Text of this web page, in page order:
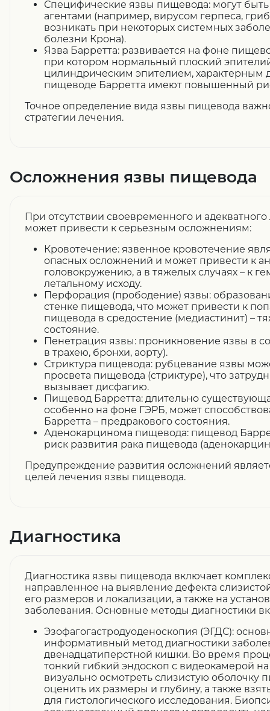
Специфические язвы пищевода: могут
агентами (например, вирусом герпеса,
возникать при некоторых системных
болезни Крона).
Язва Барретта: развивается на фоне
при котором нормальный плоский
цилиндрическим эпителием, характерным
пищеводе Барретта имеют повышенный
Точное определение вида язвы пищевода
стратегии лечения.
Осложнения язвы пищевода
При отсутствии своевременного и
может привести к серьезным осложнениям:
Кровотечение: язвенное кровотечение
опасных осложнений и может привести к
головокружению, а в тяжелых случаях – к
летальному исходу.
Перфорация (прободение) язвы:
стенке пищевода, что может привести к
пищевода в средостение (медиастинит) –
состояние.
Пенетрация язвы: проникновение язвы в
в трахею, бронхи, аорту).
Стриктура пищевода: рубцевание язвы
просвета пищевода (стриктуре), что
вызывает дисфагию.
Пищевод Барретта: длительно
особенно на фоне ГЭРБ, может
Барретта – предракового состояния.
Аденокарцинома пищевода: пищевод
риск развития рака пищевода
Предупреждение развития осложнений
целей лечения язвы пищевода.
Диагностика
Диагностика язвы пищевода включает
направленное на выявление дефекта
его размеров и локализации, а также на
заболевания. Основные методы диагностики
Эзофагогастродуоденоскопия (ЭГДС):
информативный метод диагностики
двенадцатиперстной кишки. Во время
тонкий гибкий эндоскоп с видеокамерой
визуально осмотреть слизистую оболочку
оценить их размеры и глубину, а также
для гистологического исследования.